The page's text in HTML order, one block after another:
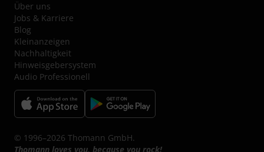
Über uns
Jobs & Karriere
Blog
Kleinanzeigen
Nachhaltigkeit
Hinweisgebersystem
Audio Professionell
© 1996–2026 Thomann GmbH.
Thomann loves you, because you rock!